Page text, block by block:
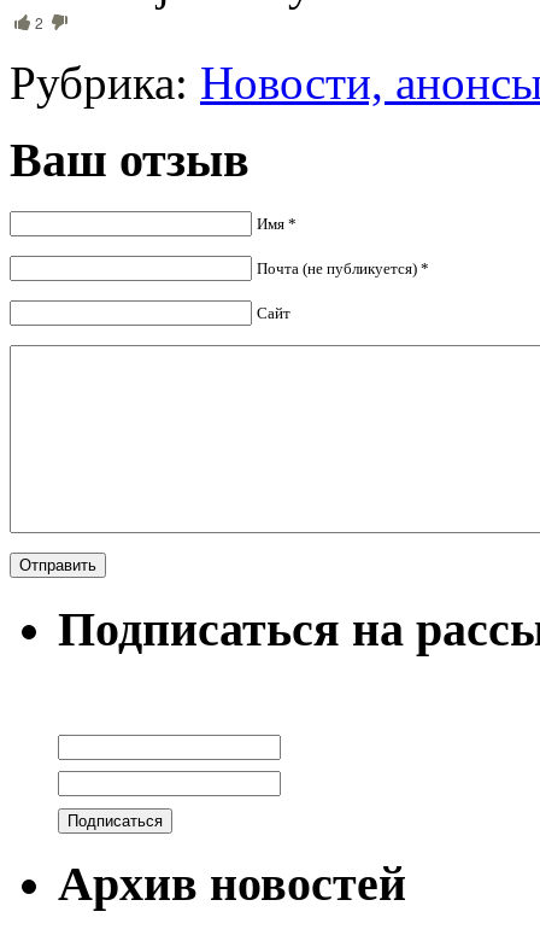
2
Рубрика: Новости,
Ваш отзыв
Имя *
Почта (не публикуется) *
Сайт
Подписаться на
Архив новостей